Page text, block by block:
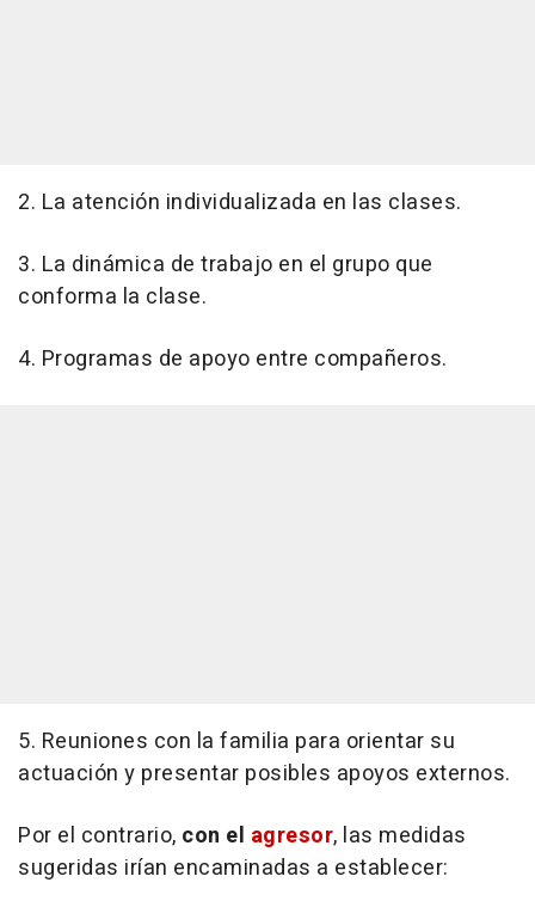
2. La atención individualizada en las clases.
3. La dinámica de trabajo en el grupo que
conforma la clase.
4. Programas de apoyo entre compañeros.
5. Reuniones con la familia para orientar su
actuación y presentar posibles apoyos externos.
Por el contrario, con el agresor, las medidas
sugeridas irían encaminadas a establecer: